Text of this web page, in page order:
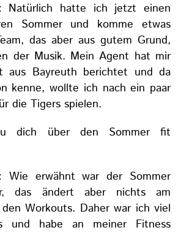
Natürlich hatte ich jetzt einen
Sommer und komme etwas
das aber aus gutem Grund,
der Musik. Mein Agent hat mir
aus Bayreuth berichtet und da
kenne, wollte ich nach ein paar
die Tigers spielen.
dich über den Sommer fit
Wie erwähnt war der Sommer
das ändert aber nichts am
Workouts. Daher war ich viel
und habe an meiner Fitness